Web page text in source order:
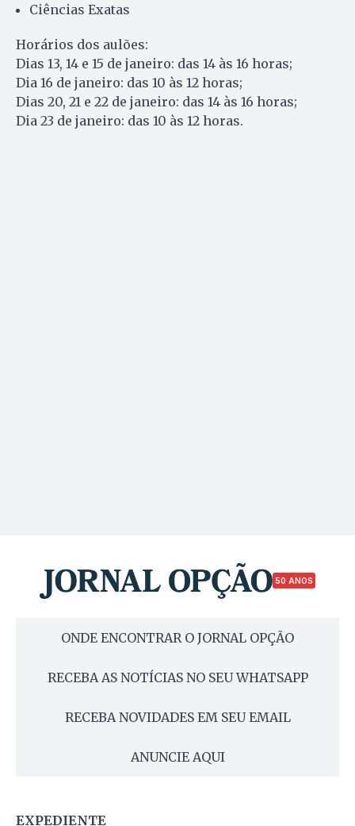
Ciências Exatas
Horários dos aulões:
Dias 13, 14 e 15 de janeiro: das 14 às 16 horas;
Dia 16 de janeiro: das 10 às 12 horas;
Dias 20, 21 e 22 de janeiro: das 14 às 16 horas;
Dia 23 de janeiro: das 10 às 12 horas.
50 ANOS
ONDE ENCONTRAR O JORNAL OPÇÃO
RECEBA AS NOTÍCIAS NO SEU WHATSAPP
RECEBA NOVIDADES EM SEU EMAIL
ANUNCIE AQUI
EXPEDIENTE